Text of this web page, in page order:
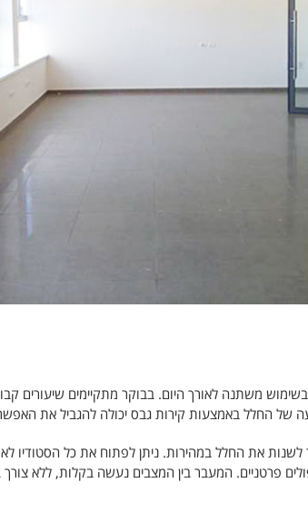
בשימוש משתנה לאורך היום. בבוקר מתקיימים שיעורים
של החלל באמצעות קירות גבס יכולה להגביל את
את החלל במהירות. ניתן לפתוח את כל הסטודיו
פרטניים. המעבר בין המצבים נעשה בקלות, ללא